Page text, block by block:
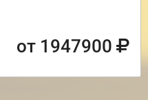
от 1947900